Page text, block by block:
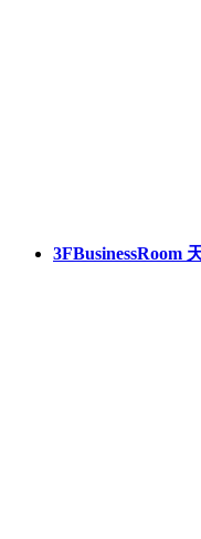
3FBusinessRoom